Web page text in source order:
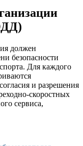
должен
безопасности
Для каждого
и разрешения
скоростных
сервиса,